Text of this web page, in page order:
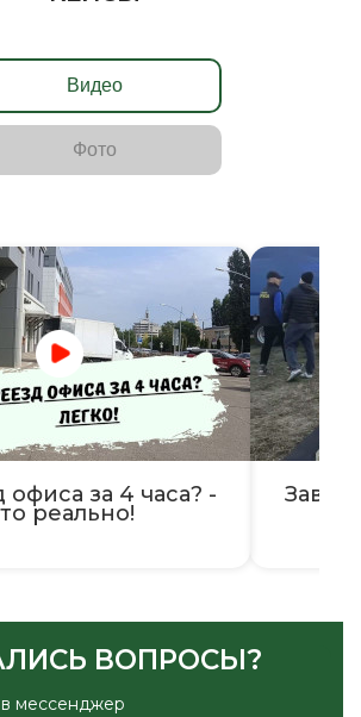
Видео
Фото
за 4 часа? -
реально!
ВОПРОСЫ?
мессенджер